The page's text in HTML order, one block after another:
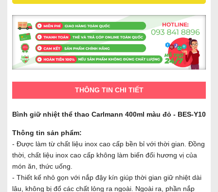
THÔNG TIN CHI TIẾT
Bình giữ nhiệt thể thao Carlmann 400ml màu đỏ - BES-Y10
Thông tin sản phẩm:
- Được làm từ chất liệu inox cao cấp bền bỉ với thời gian. Đồng
thời, chất liệu inox cao cấp không làm biến đổi hương vị của
món ăn, thức uống.
- Thiết kế nhỏ gọn với nắp đậy kín giúp thời gian giữ nhiệt dài
lâu, không bị đổ các chất lỏng ra ngoài. Ngoài ra, phần nắp